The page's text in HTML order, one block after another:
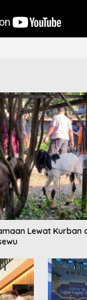
Lewat Kurban